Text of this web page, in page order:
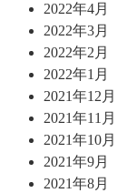
2022年4月
2022年3月
2022年2月
2022年1月
2021年12月
2021年11月
2021年10月
2021年9月
2021年8月